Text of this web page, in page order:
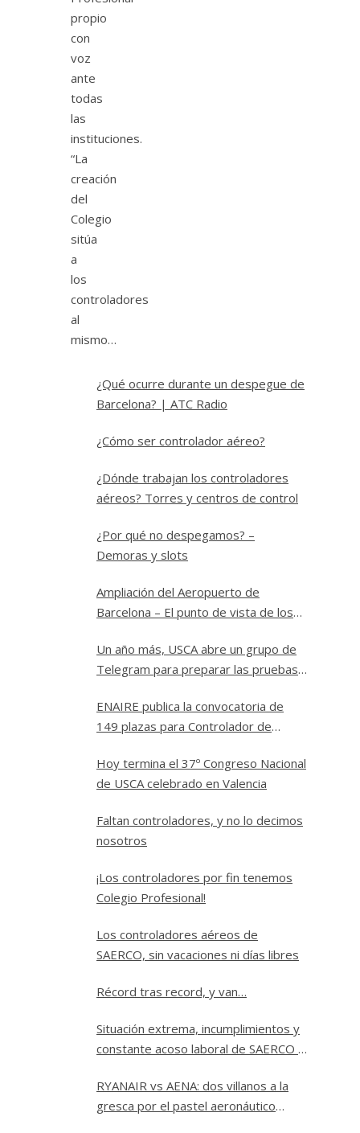
propio
con
voz
ante
todas
las
instituciones.
“La
creación
del
Colegio
sitúa
a
los
controladores
al
mismo…
¿Qué ocurre durante un despegue de
Barcelona? | ATC Radio
¿Cómo ser controlador aéreo?
¿Dónde trabajan los controladores
aéreos? Torres y centros de control
¿Por qué no despegamos? –
Demoras y slots
Ampliación del Aeropuerto de
Barcelona – El punto de vista de los
Un año más, USCA abre un grupo de
Telegram para preparar las pruebas
ENAIRE publica la convocatoria de
149 plazas para Controlador de
Hoy termina el 37º Congreso Nacional
de USCA celebrado en Valencia
Faltan controladores, y no lo decimos
nosotros
¡Los controladores por fin tenemos
Colegio Profesional!
Los controladores aéreos de
SAERCO, sin vacaciones ni días libres
Récord tras record, y van…
Situación extrema, incumplimientos y
constante acoso laboral de SAERCO a
RYANAIR vs AENA: dos villanos a la
gresca por el pastel aeronáutico